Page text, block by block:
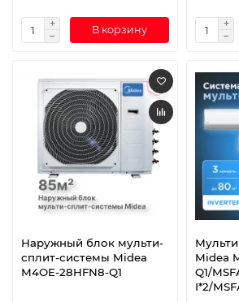
В корзину
Наружный блок мульти-
сплит-системы Midea
M4OE-28HFN8-Q1
Midea
Q1/
I*2/